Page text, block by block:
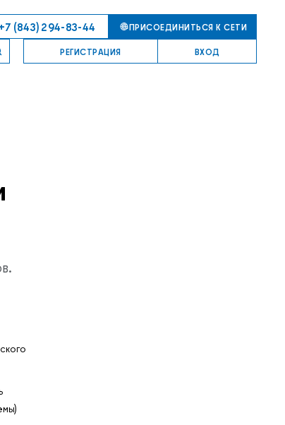
+7 (843) 294-83-44 ПРИСОЕДИНИТЬСЯ К СЕТИ
РЕГИСТРАЦИЯ ВХОД